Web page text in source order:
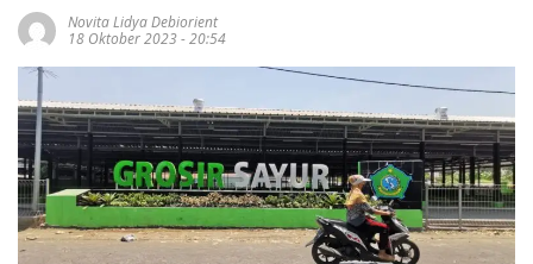
Novita Lidya Debiorient
18 Oktober 2023 - 20:54